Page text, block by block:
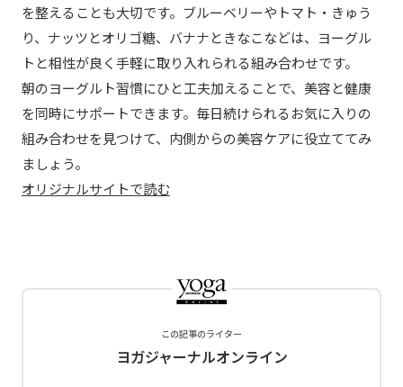
を整えることも大切です。ブルーベリーやトマト・きゅう
り、ナッツとオリゴ糖、バナナときなこなどは、ヨーグル
トと相性が良く手軽に取り入れられる組み合わせです。
朝のヨーグルト習慣にひと工夫加えることで、美容と健康
を同時にサポートできます。毎日続けられるお気に入りの
組み合わせを見つけて、内側からの美容ケアに役立ててみ
ましょう。
オリジナルサイトで読む
この記事のライター
ヨガジャーナルオンライン